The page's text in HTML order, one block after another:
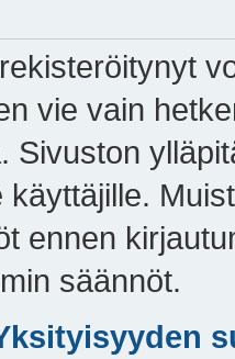
vie vain
Sivuston
käyttäjille.
ennen
säännöt.